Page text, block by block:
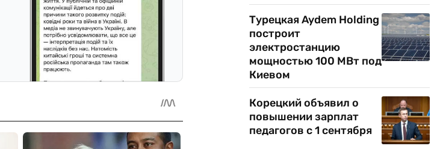
Турецкая Aydem Holding
построит
электростанцию
мощностью 100 МВт под
Киевом
Корецкий объявил о
повышении зарплат
педагогов с 1 сентября